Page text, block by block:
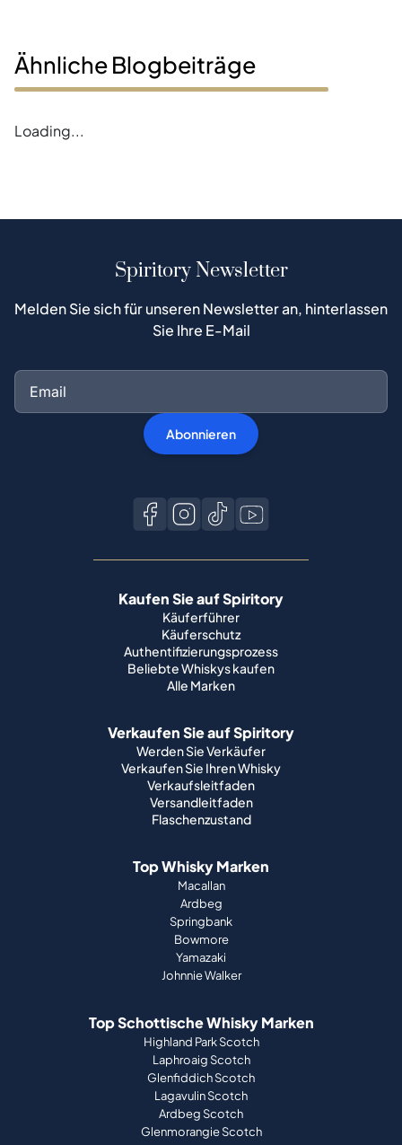
Ähnliche Blogbeiträge
Error loading blogs
Spiritory Newsletter
Melden Sie sich für unseren Newsletter an, hinterlassen
Sie Ihre E-Mail
Abonnieren
Kaufen Sie auf Spiritory
Käuferführer
Käuferschutz
Authentifizierungsprozess
Beliebte Whiskys kaufen
Alle Marken
Verkaufen Sie auf Spiritory
Werden Sie Verkäufer
Verkaufen Sie Ihren Whisky
Verkaufsleitfaden
Versandleitfaden
Flaschenzustand
Top Whisky Marken
Macallan
Ardbeg
Springbank
Bowmore
Yamazaki
Johnnie Walker
Top Schottische Whisky Marken
Highland Park Scotch
Laphroaig Scotch
Glenfiddich Scotch
Lagavulin Scotch
Ardbeg Scotch
Glenmorangie Scotch